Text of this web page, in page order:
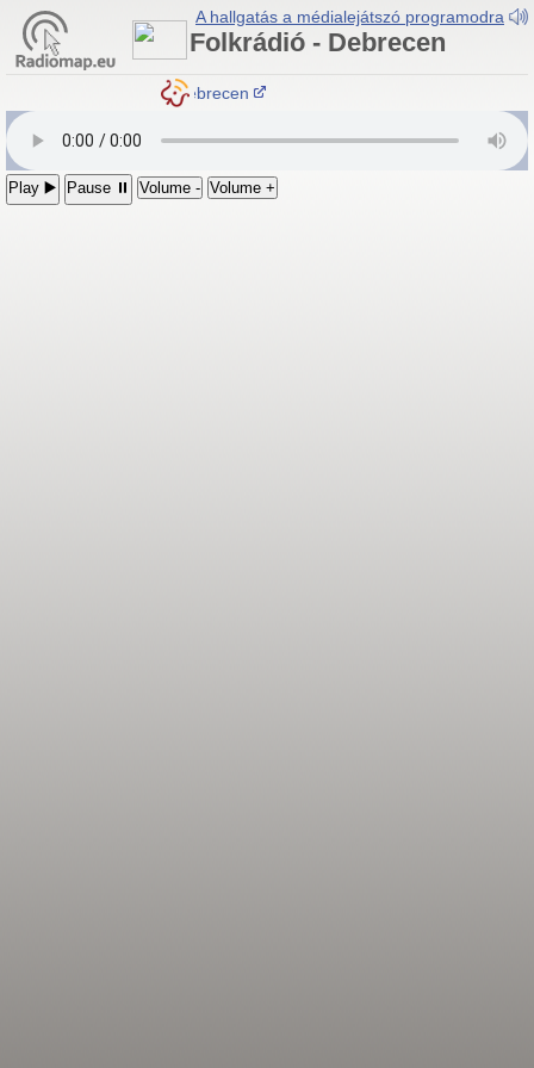
A hallgatás a médialejátszó programodra
Folkrádió - Debrecen
Folkrádió - Debrecen
Play ▶️ Pause ⏸ Volume - Volume +